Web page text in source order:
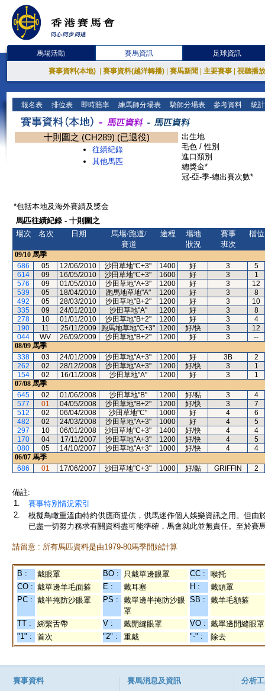
馬場活動 賽馬資訊 足球資訊
賽事資料(本地) 賽事資料(越洋轉播) 賽馬新聞 主要賽事 視聽播
報名表 排位表 即時賠率 練馬師分場表 騎師分場表 參考資料 統
十則圍之 (CH289) (已退役)
往績紀錄
其他馬匹
出生地
毛色 / 性別
進口類別
總獎金*
冠-亞-季-總出賽次數*
*包括本地及海外賽績及獎金
馬匹往績紀錄 - 十則圍之
場次
名次 日期
馬場/跑道/
賽道
途程
場地
狀況
賽事
班次
檔位
09/10 馬季
686
05 12/06/2010 沙田草地"C+3" 1400 好 3
5
614
09 16/05/2010 沙田草地"C+3" 1600 好 3
1
576
09 01/05/2010 沙田草地"A+3" 1200 好 3
12
539
05 18/04/2010 跑馬地草地"A" 1200 好 3
8
492
05 28/03/2010 沙田草地"B+2" 1200 好 3
10
335
09 24/01/2010 沙田草地"A" 1200 好 3
8
278
10 01/01/2010 沙田草地"B+2" 1200 好 3
4
190
11 25/11/2009 跑馬地草地"C+3" 1200 好/快 3
12
044
WV 26/09/2009 沙田草地"B+2" 1200 好 3
--
08/09 馬季
338
03 24/01/2009 沙田草地"A+3" 1200 好 3B
2
262
02 28/12/2008 沙田草地"A+3" 1200 好/快 3
1
154
02 16/11/2008 沙田草地"A" 1200 好 3
1
07/08 馬季
645
02 01/06/2008 沙田草地"B" 1200 好/黏 3
4
577
01 04/05/2008 沙田草地"B+2" 1200 好/快 3
7
512
02 06/04/2008 沙田草地"C" 1000 好 4
6
482
02 24/03/2008 沙田草地"A+3" 1000 好 4
5
297
10 06/01/2008 沙田草地"C+3" 1400 好/快 4
4
170
04 17/11/2007 沙田草地"A+3" 1200 好/快 4
5
080
05 14/10/2007 沙田草地"A+3" 1000 好/快 4
4
06/07 馬季
686
01 17/06/2007 沙田草地"C+3" 1000 好/黏 GRIFFIN 2
備註:
1.
賽事特別情況索引
2.
模擬鳥瞰重溫由特約供應商提供，供馬迷作個人娛樂資訊之用。但
已盡一切努力務求有關資料盡可能準確，馬會就此並無責任。至於賽
請留意 : 所有馬匹資料是由1979-80馬季開始計算
B : 戴眼罩 BO : 只戴單邊眼罩 CC :
喉托
CO : 戴單邊羊毛面箍 E : 戴耳塞 H :
戴頭罩
PC : 戴半掩防沙眼罩 PS :
戴單邊半掩防沙眼
罩
SB : 戴羊毛額箍
TT : 綁繫舌帶 V : 戴開縫眼罩 VO : 戴單邊開縫眼罩
"1" :
首次 "2" : 重戴 "-" : 除去
賽事資料 賽馬消息及資訊 分析